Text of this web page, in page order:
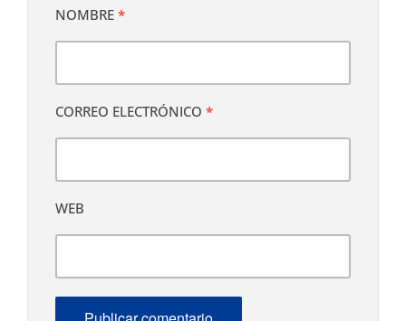
NOMBRE *
CORREO ELECTRÓNICO *
WEB